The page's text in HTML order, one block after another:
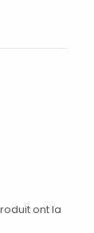
ont la